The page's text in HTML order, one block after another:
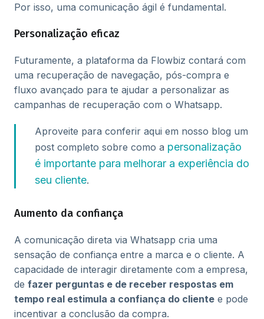
Por isso, uma comunicação ágil é fundamental.
Personalização eficaz
Futuramente, a plataforma da Flowbiz contará com
uma recuperação de navegação, pós-compra e
fluxo avançado para te ajudar a personalizar as
campanhas de recuperação com o Whatsapp.
Aproveite para conferir aqui em nosso blog um
post completo sobre como a personalização
é importante para melhorar a experiência do
seu cliente.
Aumento da confiança
A comunicação direta via Whatsapp cria uma
sensação de confiança entre a marca e o cliente. A
capacidade de interagir diretamente com a empresa,
de fazer perguntas e de receber respostas em
tempo real estimula a confiança do cliente e pode
incentivar a conclusão da compra.